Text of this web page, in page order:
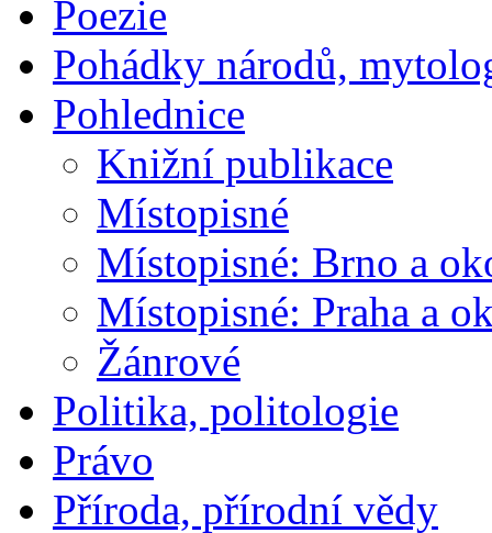
Poezie
Pohádky národů,
Pohlednice
Knižní publikace
Místopisné
Místopisné: Brno a
Místopisné: Praha a
Žánrové
Politika, politologie
Právo
Příroda, přírodní vědy